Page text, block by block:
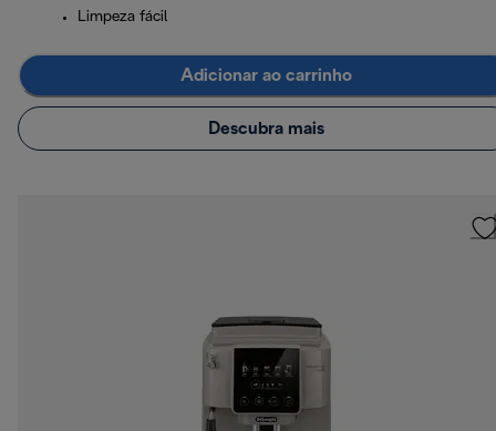
Limpeza fácil
Adicionar ao carrinho
Descubra mais